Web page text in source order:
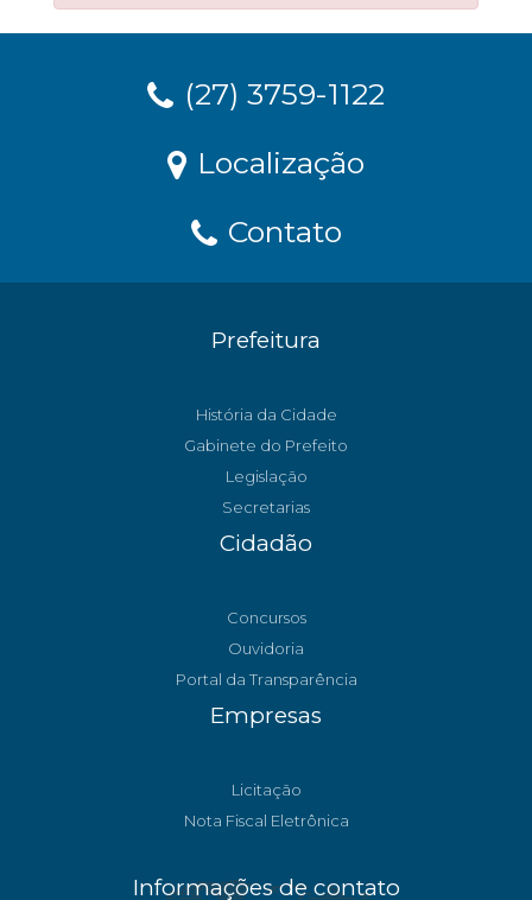
(27) 3759-1122
Localização
Contato
Prefeitura
História da Cidade
Gabinete do Prefeito
Legislação
Secretarias
Cidadão
Concursos
Ouvidoria
Portal da Transparência
Empresas
Licitação
Nota Fiscal Eletrônica
Informações de contato